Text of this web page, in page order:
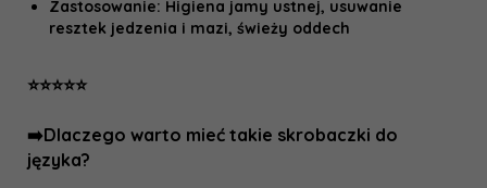
Zastosowanie: Higiena jamy ustnej, usuwanie
resztek jedzenia i mazi, świeży oddech
⭐️⭐️⭐️⭐️⭐️
➡️Dlaczego warto mieć takie skrobaczki do
języka?